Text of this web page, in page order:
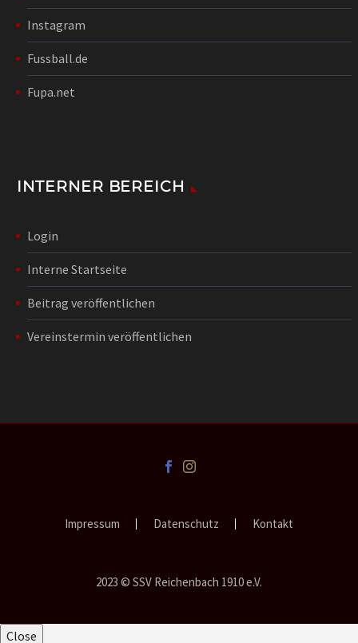
Instagram
Fussball.de
Fupa.net
INTERNER BEREICH
Login
Interne Startseite
Beitrag veröffentlichen
Vereinstermin veröffentlichen
Impressum Datenschutz Kontakt
2023 © SSV Reichenbach 1910 e.V.
Close